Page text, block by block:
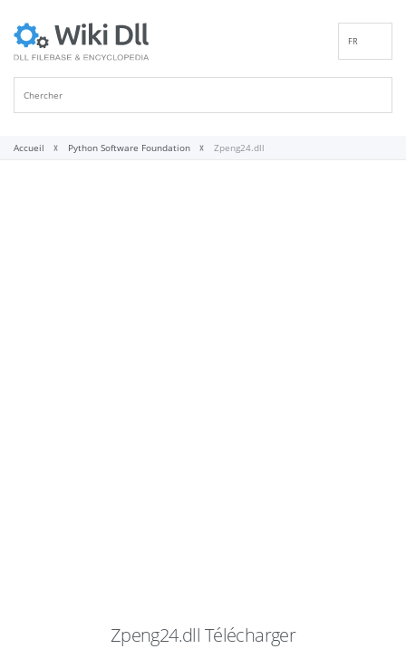
FR
Accueil Python Software Foundation Zpeng24.dll
Zpeng24.dll Télécharger